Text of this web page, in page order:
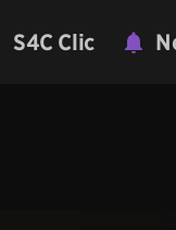
S4C Clic